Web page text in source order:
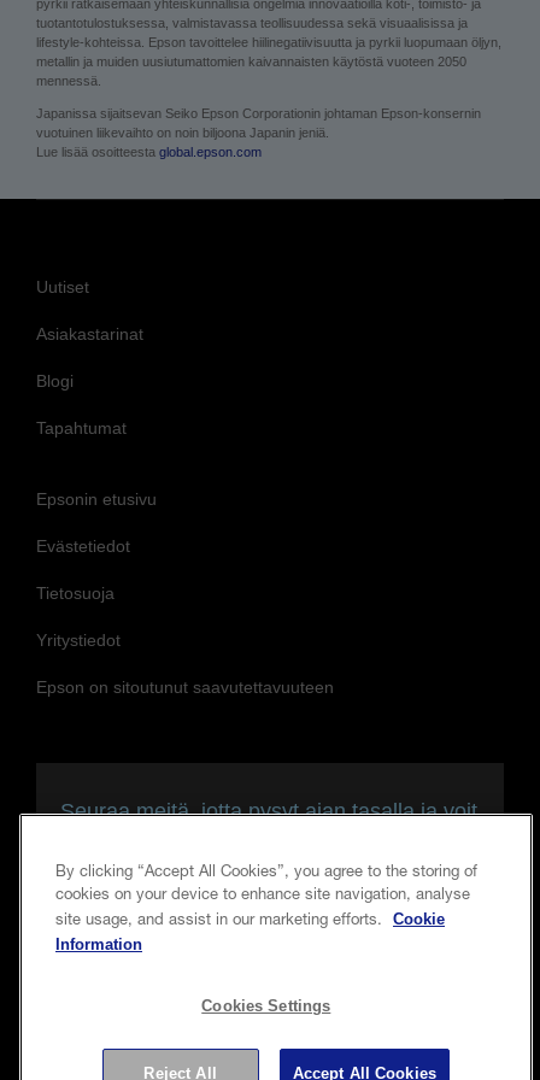
metallin ja muiden uusiutumattomien kaivannaisten käytöstä vuoteen 2050
mennessä.
Japanissa sijaitsevan Seiko Epson Corporationin johtaman Epson-konsernin
vuotuinen liikevaihto on noin biljoona Japanin jeniä.
Lue lisää osoitteestaglobal.epson.com
Asiakastarinat
Blogi
Tapahtumat
Evästetiedot
Tietosuoja
Yritystiedot
Epson on sitoutunut saavutettavuuteen
Copyright © 2026 Seiko Epson Corporation. Kaikki oikeudet
pidätetään.
By clicking “Accept All Cookies”, you agree to the storing of
cookies on your device to enhance site navigation, analyse
site usage, and assist in our marketing efforts.
Cookie
Information
Cookies Settings
Reject All Accept All Cookies